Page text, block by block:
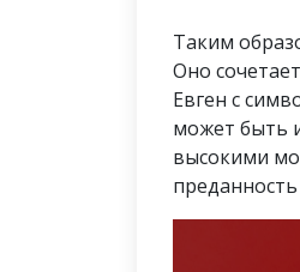
Таким
Оно
Евген с
может быть
высокими
преданность